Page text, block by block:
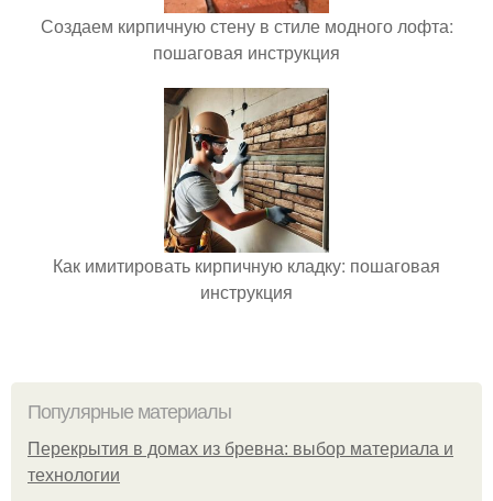
Создаем кирпичную стену в стиле модного лофта:
пошаговая инструкция
Как имитировать кирпичную кладку: пошаговая
инструкция
Популярные материалы
Перекрытия в домах из бревна: выбор материала и
технологии